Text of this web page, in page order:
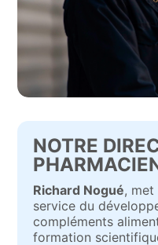
NOTRE
Richard Nogué,
service du
compléments
formation